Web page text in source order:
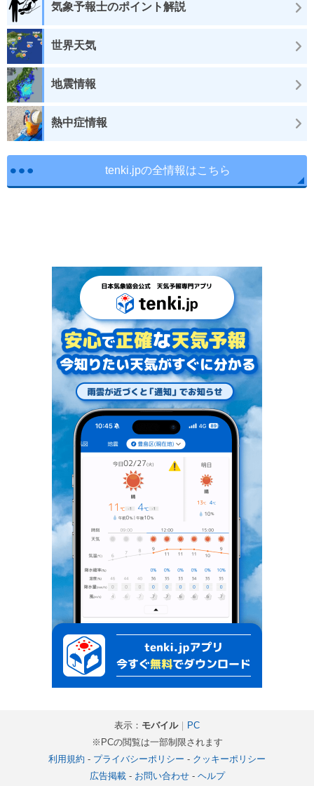
気象予報士のポイント解説
世界天気
地震情報
熱中症情報
tenki.jpの全情報はこちら
表示： モバイル｜
PC
※PCの閲覧は一部制限されます
利用規約 - プライバシーポリシー - クッキーポリシー
広告掲載- お問い合わせ- ヘルプ